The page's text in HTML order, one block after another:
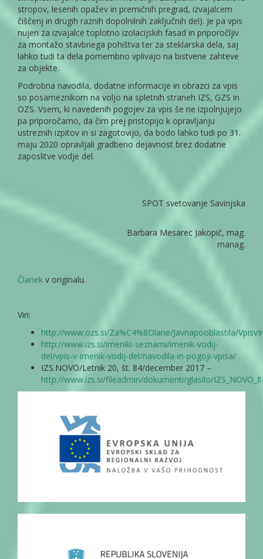
stropov, lesenih opažev in premičnih pregrad, izvajalcem
čiščenj in drugih raznih dopolnilnih zaključnih del). Je pa vpis
nujen za izvajalce toplotno izolacijskih fasad in priporočljiv
za montažo stavbnega pohištva ter za steklarska dela, saj
lahko tudi ta dela pomembno vplivajo na bistvene zahteve
za objekte.
Podrobna navodila, dodatne informacije in obrazci za vpis
so posameznikom na voljo na spletnih straneh IZS, GZS in
OZS. Vsem, ki navedenih pogojev za vpis še ne izpolnjujejo
pa priporočamo, da čim prej pristopijo k opravljanju
ustreznih izpitov in si zagotovijo, da bodo lahko tudi po 31.
maju 2020 opravljali gradbeno dejavnost brez dodatne
zaposlitve vodje del.
SPOT svetovanje Savinjska
Barbara Mesarec Jakopič, mag.
manag.
Članek v originalu.
Viri:
http://www.ozs.si/Za%C4%8Dlane/Javnapooblastila/
http://www.izs.si/imeniki-seznami/imenik-vodij-
del/vpis-v-imenik-vodij-del/navodila-in-pogoji-vpisa/
IZS.NOVO/Letnik 20, št. 84/december 2017 –
http://www.izs.si/fileadmin/dokumenti/glasilo/